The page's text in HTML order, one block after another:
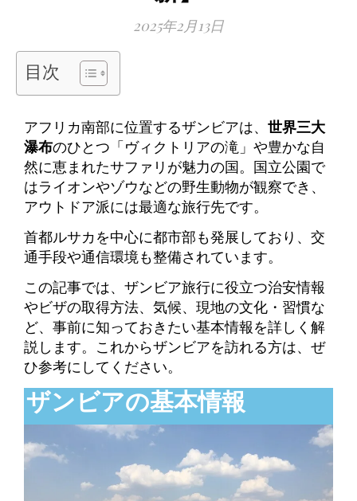
2025年2月13日
目次
アフリカ南部に位置するザンビアは、 世界三大
瀑布のひとつ「ヴィクトリアの滝」や豊かな自
然に恵まれたサファリが魅力の国。
国立公園で
はライオンやゾウなどの野生動物が観察でき、
アウトドア派には最適な旅行先です。
首都ルサカを中心に都市部も発展しており、交
通手段や通信環境も整備されています。
この記事では、ザンビア旅行に役立つ治安情報
やビザの取得方法、気候、現地の文化・習慣な
ど、事前に知っておきたい基本情報を詳しく解
説します。これからザンビアを訪れる方は、ぜ
ひ参考にしてください。
ザンビアの基本情報